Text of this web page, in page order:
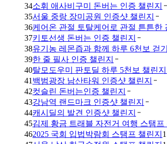
34소휘 애사비구미 돈버는 인증 챌린지
35서울 중랑 장미공원 인증샷 챌린지
36케어온 관절 토탈케어로 관절 튼튼한
37키토선생 돈버는 인증 챌린지
38유기농 레몬즙과 함께 하루 6천보 걷
39한 줄 필사 인증 챌린지
40탈모도우미 판토딜 하루 5천보 챌린
41 백범광장 남산타워 인증샷 챌린지
42컷슬린 돈버는인증 챌린지
43강남역 랜드마크 인증샷 챌린지
44캐시딜의 발견 인증샷 챌린지
45김제 황금 트래블 자전거 여행 스탬프
462025 국회 입법박람회 스탬프 챌린지 1